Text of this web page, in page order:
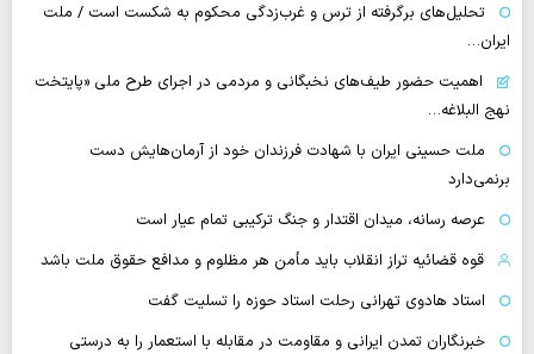
تحلیل‌های برگرفته از ترس و غرب‌زدگی محکوم به شکست است / ملت
ایران…
اهمیت حضور طیف‌های نخبگانی و مردمی در اجرای طرح ملی «پایتخت
نهج البلاغه…
ملت حسینی ایران با شهادت فرزندان خود از آرمان‌هایش دست
برنمی‌دارد
عرصه رسانه، میدان اقتدار و جنگ ترکیبی تمام عیار است
قوه قضائیه تراز انقلاب باید مأمن هر مظلوم و مدافع حقوق ملت باشد
استاد هادوی تهرانی رحلت استاد حوزه را تسلیت گفت
خبرنگاران تمدن ایرانی و مقاومت در مقابله با استعمار را به درستی